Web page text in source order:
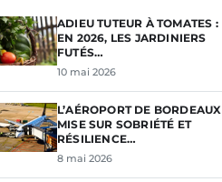
ADIEU TUTEUR À TOMATES :
EN 2026, LES JARDINIERS
FUTÉS…
10 mai 2026
L’AÉROPORT DE BORDEAUX
MISE SUR SOBRIÉTÉ ET
RÉSILIENCE…
8 mai 2026